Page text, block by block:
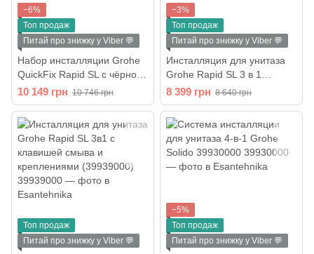
−6%
Топ продаж
Питай про знижку у Viber 💬
Набор инсталляции Grohe
QuickFix Rapid SL с чёрной
матовой клавишей
(388112430)
10 149 грн 10 746 грн
−3%
Топ продаж
Питай про знижку у Viber 💬
Инсталляция для унитаза
Grohe Rapid SL 3 в 1
(3884966Q)
8 399 грн 8 640 грн
Топ продаж
Питай про знижку у Viber 💬
−5%
Топ продаж
Питай про знижку у Viber 💬